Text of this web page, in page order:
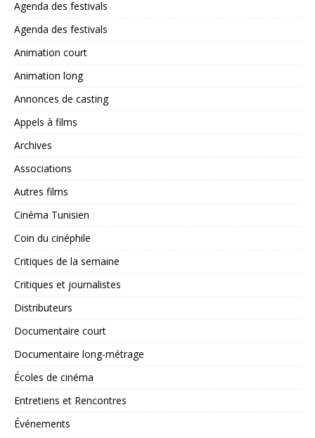
Agenda des festivals
Agenda des festivals
Animation court
Animation long
Annonces de casting
Appels à films
Archives
Associations
Autres films
Cinéma Tunisien
Coin du cinéphile
Critiques de la semaine
Critiques et journalistes
Distributeurs
Documentaire court
Documentaire long-métrage
Écoles de cinéma
Entretiens et Rencontres
Événements